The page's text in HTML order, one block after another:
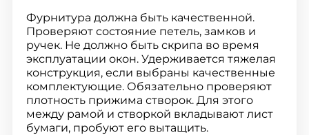
Фурнитура должна быть качественной.
Проверяют состояние петель, замков и
ручек. Не должно быть скрипа во время
эксплуатации окон. Удерживается тяжелая
конструкция, если выбраны качественные
комплектующие. Обязательно проверяют
плотность прижима створок. Для этого
между рамой и створкой вкладывают лист
бумаги, пробуют его вытащить.